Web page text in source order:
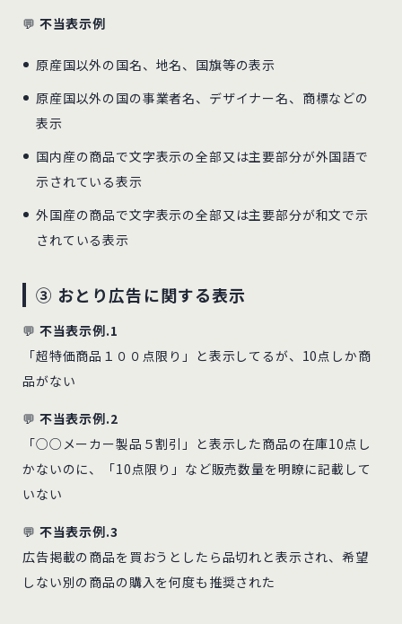
💬 不当表示例
原産国以外の国名、地名、国旗等の表示
原産国以外の国の事業者名、デザイナー名、商標などの
表示
国内産の商品で文字表示の全部又は主要部分が外国語で
示されている表示
外国産の商品で文字表示の全部又は主要部分が和文で示
されている表示
③ おとり広告に関する表示
💬 不当表示例.1
「超特価商品１００点限り」と表示してるが、10点しか商
品がない
💬 不当表示例.2
「○○メーカー製品５割引」と表示した商品の在庫10点し
かないのに、「10点限り」など販売数量を明瞭に記載して
いない
💬 不当表示例.3
広告掲載の商品を買おうとしたら品切れと表示され、希望
しない別の商品の購入を何度も推奨された